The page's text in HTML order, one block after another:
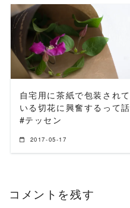
READ MORE
自宅用に茶紙で包装されて
いる切花に興奮するって話
#テッセン
2017-05-17
コメントを残す